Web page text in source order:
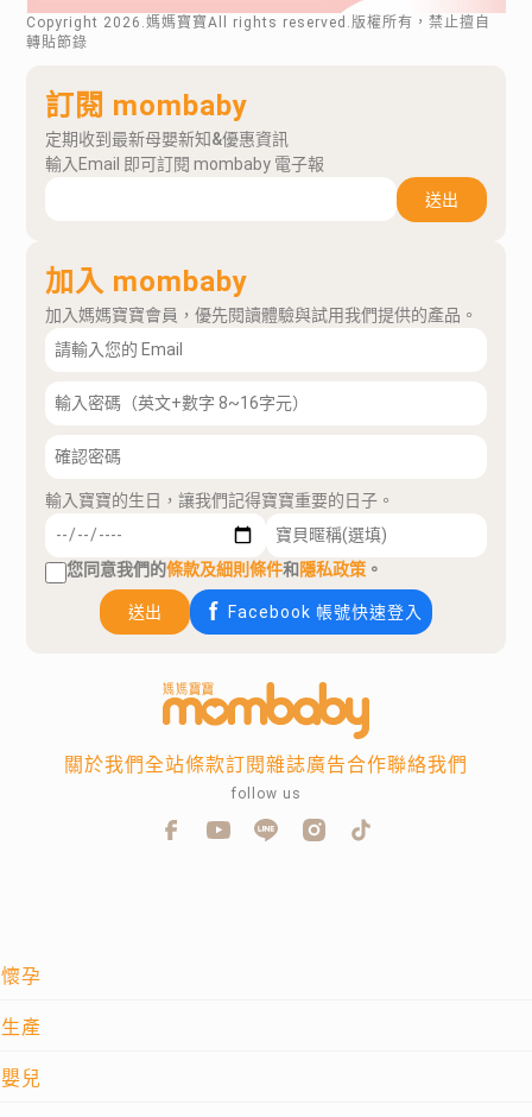
Copyright 2026 .媽媽寶寶All rights reserved.版權所有，禁止擅自
轉貼節錄
訂閱 mombaby
定期收到最新母嬰新知&優惠資訊
輸入Email 即可訂閱 mombaby 電子報
送出
加入 mombaby
加入媽媽寶寶會員，優先閱讀體驗與試用我們提供的產品。
輸入寶寶的生日，讓我們記得寶寶重要的日子。
您同意我們的條款及細則條件和隱私政策 。
送出 Facebook 帳號快速登入
懷孕
生產
嬰兒
關於我們全站條款訂閱雜誌廣告合作聯絡我們
follow us